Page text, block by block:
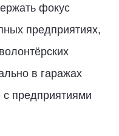
фокус
предприятиях,
в гаражах
предприятиями